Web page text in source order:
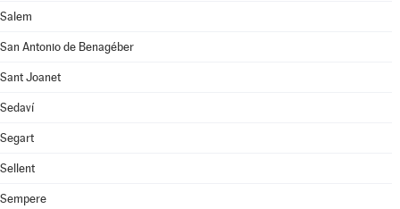
Salem
San Antonio de Benagéber
Sant Joanet
Sedaví
Segart
Sellent
Sempere